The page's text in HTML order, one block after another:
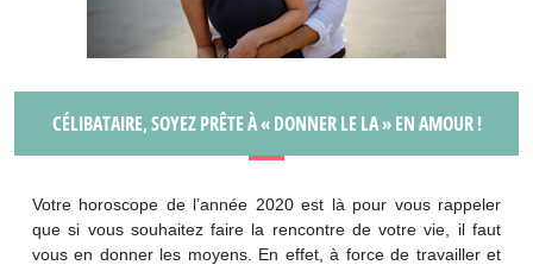
CÉLIBATAIRE, SOYEZ PRÊTE À « DONNER LE LA » EN AMOUR !
Votre horoscope de l’année 2020 est là pour vous rappeler
que si vous souhaitez faire la rencontre de votre vie, il faut
vous en donner les moyens. En effet, à force de travailler et